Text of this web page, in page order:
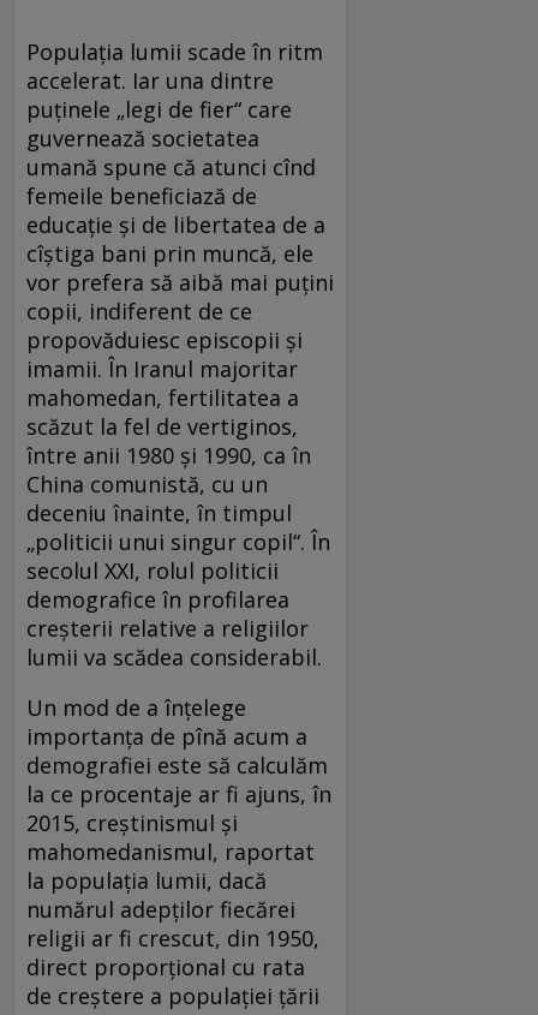
Populația lumii scade în ritm
accelerat. Iar una dintre
puținele „legi de fier“ care
guvernează societatea
umană spune că atunci cînd
femeile beneficiază de
educație și de libertatea de a
cîștiga bani prin muncă, ele
vor prefera să aibă mai puțini
copii, indiferent de ce
propovăduiesc episcopii și
imamii. În Iranul majoritar
mahomedan, fertilitatea a
scăzut la fel de vertiginos,
între anii 1980 și 1990, ca în
China comunistă, cu un
deceniu înainte, în timpul
„politicii unui singur copil“. În
secolul XXI, rolul politicii
demografice în profilarea
creșterii relative a religiilor
lumii va scădea considerabil.
Un mod de a înțelege
importanța de pînă acum a
demografiei este să calculăm
la ce procentaje ar fi ajuns, în
2015, creștinismul și
mahomedanismul, raportat
la populația lumii, dacă
numărul adepților fiecărei
religii ar fi crescut, din 1950,
direct proporțional cu rata
de creștere a populației țării